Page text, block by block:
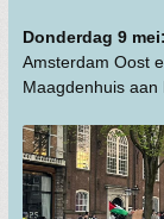
Donderdag 9 mei:
Amsterdam Oost
Maagdenhuis aan